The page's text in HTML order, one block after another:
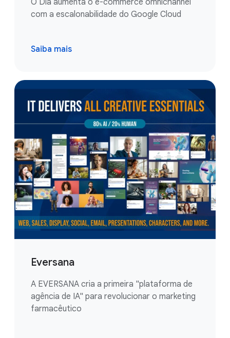
com a escalonabilidade do Google Cloud
Saiba mais
Eversana
A EVERSANA cria a primeira "plataforma de
agência de IA" para revolucionar o marketing
farmacêutico